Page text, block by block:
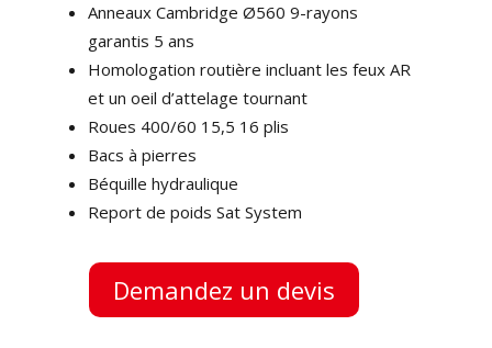
Anneaux Cambridge Ø560 9-rayons
garantis 5 ans
Homologation routière incluant les feux AR
et un oeil d’attelage tournant
Roues 400/60 15,5 16 plis
Bacs à pierres
Béquille hydraulique
Report de poids Sat System
Demandez un devis